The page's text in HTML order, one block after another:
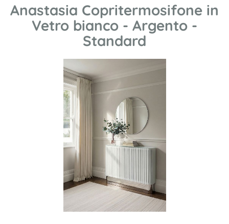
Anastasia Copritermosifone in
Vetro bianco - Argento -
Standard